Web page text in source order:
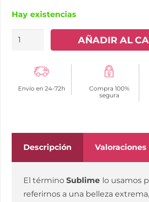
Hay existencias
SUBBLIME
VESTIDO
CORTO
ESPALDA
DETALLE
AÑADIR AL
Envío en 24-72h
Compra 100%
segura
Descripción Valoraciones
El término Sublime lo usamos
referirnos a una belleza